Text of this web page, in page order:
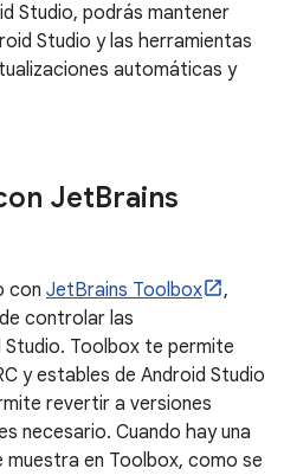
Studio, podrás mantener
Studio y las herramientas
automáticas y
JetBrains
con JetBrains Toolbox
,
controlar las
Toolbox te permite
y estables de Android Studio
revertir a versiones
necesario. Cuando hay una
muestra en Toolbox, como se